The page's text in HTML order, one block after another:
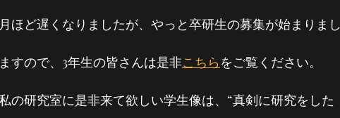
ほど遅くなりましたが、やっと卒研生の募集が始まりまし
すので、3年生の皆さんは是非こちら をご覧ください。
の研究室に是非来て欲しい学生像は、“真剣に研究をした